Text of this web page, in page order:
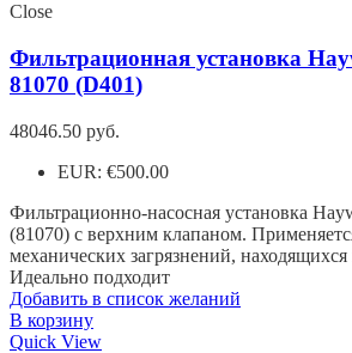
Close
Фильтрационная установка
81070 (D401)
48046.50 руб.
EUR: €500.00
Фильтрационно-насосная установка
(81070) с верхним клапаном.
механических загрязнений, находящихся
Идеально подходит
Добавить в список желаний
В корзину
Quick View